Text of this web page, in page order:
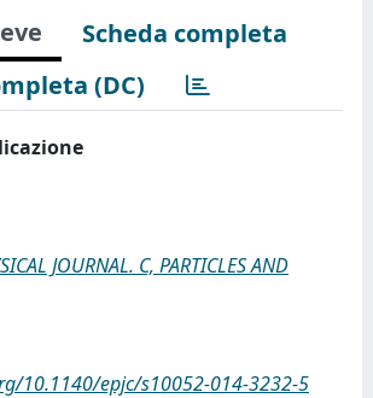
Scheda completa
(DC)
JOURNAL. C, PARTICLES AND
10.1140/epjc/s10052-014-3232-5